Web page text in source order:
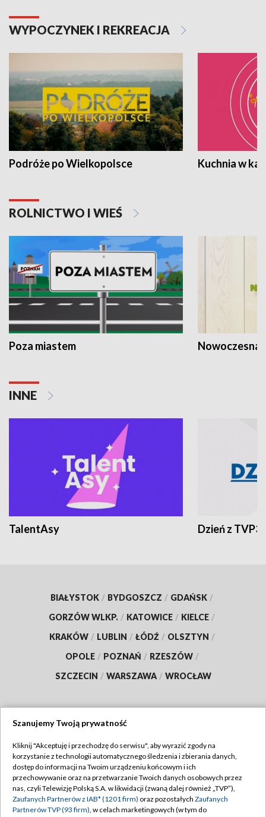
WYPOCZYNEK I REKREACJA
Podróże po Wielkopolsce Kuchnia w
ROLNICTWO I WIEŚ
Poza miastem Nowoczesna
INNE
TalentAsy Dzień z TVP3
BIAŁYSTOK / BYDGOSZCZ / GDAŃSK /
GORZÓW WLKP. / KATOWICE / KIELCE /
KRAKÓW / LUBLIN / ŁÓDŹ / OLSZTYN /
OPOLE / POZNAŃ / RZESZÓW /
SZCZECIN / WARSZAWA / WROCŁAW
TVP
Abonament TVP
Emisja w TVP
Regulamin TVP
Polityka prywatności
Szanujemy Twoją prywatność
Kliknij "Akceptuję i przechodzę do serwisu", aby wyrazić zgody na
korzystanie z technologii automatycznego śledzenia i zbierania danych,
dostęp do informacji na Twoim urządzeniu końcowym i ich
przechowywanie oraz na przetwarzanie Twoich danych osobowych przez
nas, czyli Telewizję Polską S.A. w likwidacji (zwaną dalej również „TVP”),
Zaufanych Partnerów z IAB* (1201 firm) oraz pozostałych Zaufanych
Partnerów TVP (93 firm), w celach marketingowych (w tym do